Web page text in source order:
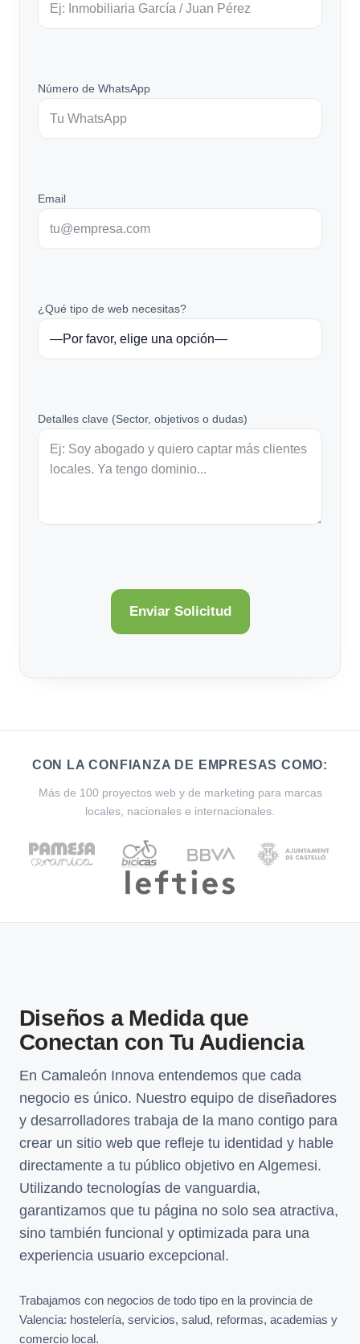
Número de WhatsApp
Email
¿Qué tipo de web necesitas?
Detalles clave (Sector, objetivos o dudas)
CON LA CONFIANZA DE EMPRESAS COMO:
Más de 100 proyectos web y de marketing para marcas
locales, nacionales e internacionales.
Diseños a Medida que
Conectan con Tu Audiencia
En Camaleón Innova entendemos que cada
negocio es único. Nuestro equipo de diseñadores
y desarrolladores trabaja de la mano contigo para
crear un sitio web que refleje tu identidad y hable
directamente a tu público objetivo en Algemesi.
Utilizando tecnologías de vanguardia,
garantizamos que tu página no solo sea atractiva,
sino también funcional y optimizada para una
experiencia usuario excepcional.
Trabajamos con negocios de todo tipo en la provincia de
Valencia: hostelería, servicios, salud, reformas, academias y
comercio local.